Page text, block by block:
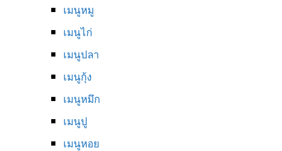
เมนูหมู
เมนูไก่
เมนูปลา
เมนูกุ้ง
เมนูหมึก
เมนูปู
เมนูหอย